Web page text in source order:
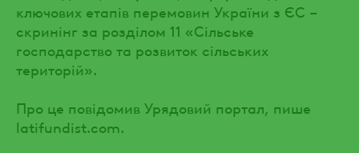
ключових етапів перемовин України з ЄС –
скринінг за розділом 11 «Сільське
господарство та розвиток сільських
територій».
Про це повідомив Урядовий портал, пише
latifundist.com.